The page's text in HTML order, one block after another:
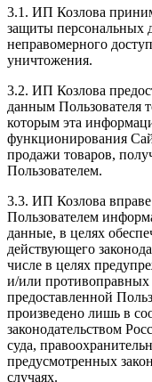
3.1. ИП Козлова
защиты персональных
неправомерного
уничтожения.
3.2. ИП Козлова
данным Пользователя
которым эта
функционирования
продажи товаров,
Пользователем.
3.3. ИП Козлова
Пользователем
данные, в целях
действующего
числе в целях
и/или противоправных
предоставленной
произведено лишь в
законодательством
суда,
предусмотренных
случаях.